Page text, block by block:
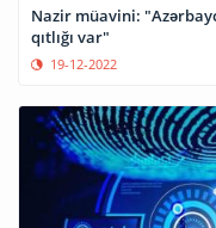
Nazir müavini:
qıtlığı var"
19-12-2022